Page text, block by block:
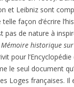
et Leibniz sont
façon d’écrire
pas de nature à
Mémoire historique
pour
le seul document
Loges françaises. Il